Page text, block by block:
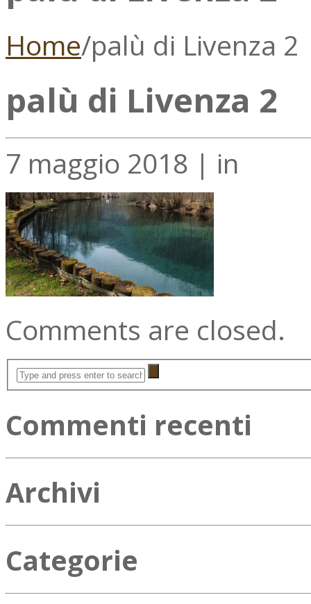
Home/palù di Livenza 2
palù di Livenza 2
7 maggio 2018 | in
Comments are closed.
Commenti recenti
Archivi
Categorie